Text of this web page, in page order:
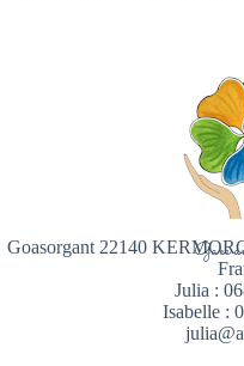
Gaec
Goasorgant 22140
Julia :
Isabelle :